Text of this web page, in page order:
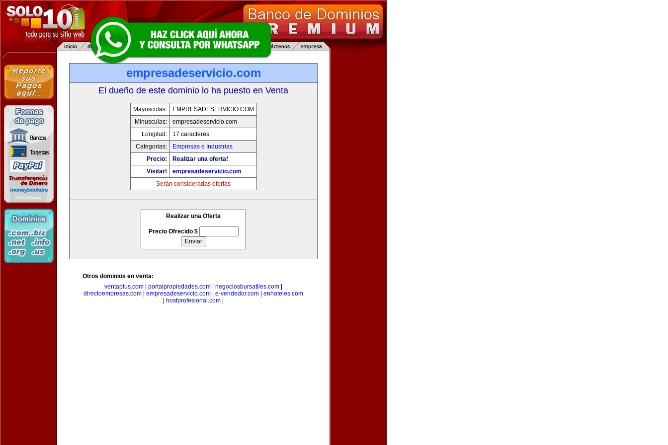
empresadeservicio.com
El dueño de este dominio lo ha puesto en Venta
Mayusculas:
EMPRESADESERVICIO.COM
Minusculas:
empresadeservicio.com
Longitud:
17 caracteres
Categorias:
Empresas e Industrias
Precio:
Realizar una oferta!
Visitar!
empresadeservicio.com
Serán consideradas ofertas
Realizar una Oferta
Precio Ofrecido $
Otros dominios en venta:
ventaplus.com
portalpropiedades.com negociosbursatiles.com
directoempresas.com
empresadeservicio.com e-vendedor.com
enhoteles.com
hostprofesional.com